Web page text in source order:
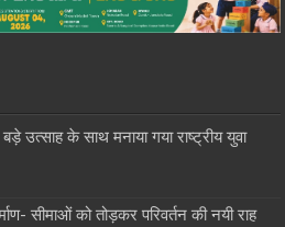
के साथ मनाया गया राष्ट्रीय युवा
सीमाओं को तोड़कर परिवर्तन की नयी राह